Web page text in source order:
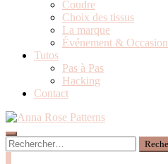
Coudre
Choix des tissus
La marque
Événement & Occasion
Tutos
Pas à Pas
Hacking
Contact